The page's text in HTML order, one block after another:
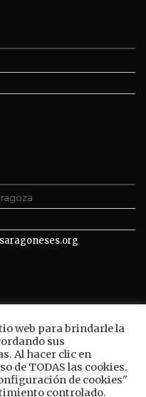
web para brindarle la
sus
Al hacer clic en
de TODAS las cookies.
de cookies"
controlado.